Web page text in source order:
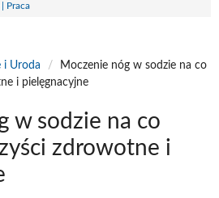
Praca
i Uroda /
Moczenie nóg w sodzie na co
i pielęgnacyjne
w sodzie na co
zdrowotne i